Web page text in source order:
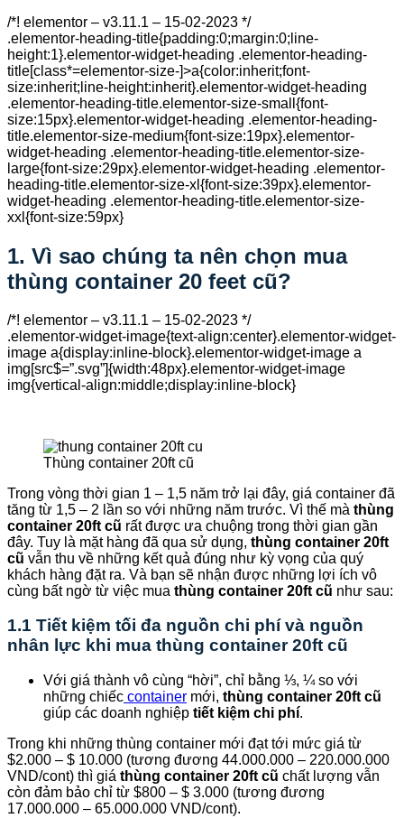
/*! elementor – v3.11.1 – 15-02-2023 */
.elementor-heading-title{padding:0;margin:0;line-
height:1}.elementor-widget-heading .elementor-heading-
title[class*=elementor-size-]>a{color:inherit;font-
size:inherit;line-height:inherit}.elementor-widget-heading
.elementor-heading-title.elementor-size-small{font-
size:15px}.elementor-widget-heading .elementor-heading-
title.elementor-size-medium{font-size:19px}.elementor-
widget-heading .elementor-heading-title.elementor-size-
large{font-size:29px}.elementor-widget-heading .elementor-
heading-title.elementor-size-xl{font-size:39px}.elementor-
widget-heading .elementor-heading-title.elementor-size-
xxl{font-size:59px}
1. Vì sao chúng ta nên chọn mua
thùng container 20 feet cũ?
/*! elementor – v3.11.1 – 15-02-2023 */
.elementor-widget-image{text-align:center}.elementor-widget-
image a{display:inline-block}.elementor-widget-image a
img[src$=”.svg”]{width:48px}.elementor-widget-image
img{vertical-align:middle;display:inline-block}
Thùng container 20ft cũ
Trong vòng thời gian 1 – 1,5 năm trở lại đây, giá container đã
tăng từ 1,5 – 2 lần so với những năm trước. Vì thế mà thùng
container 20ft cũ rất được ưa chuộng trong thời gian gần
đây. Tuy là mặt hàng đã qua sử dụng, thùng container 20ft
cũ vẫn thu về những kết quả đúng như kỳ vọng của quý
khách hàng đặt ra. Và bạn sẽ nhận được những lợi ích vô
cùng bất ngờ từ việc mua thùng container 20ft cũ như sau:
1.1 Tiết kiệm tối đa nguồn chi phí và nguồn
nhân lực khi mua thùng container 20ft cũ
Với giá thành vô cùng “hời”, chỉ bằng ⅓, ¼ so với
những chiếc container mới, thùng container 20ft cũ
giúp các doanh nghiệp tiết kiệm chi phí.
Trong khi những thùng container mới đạt tới mức giá từ
$2.000 – $ 10.000 (tương đương 44.000.000 – 220.000.000
VND/cont) thì giá thùng container 20ft cũ chất lượng vẫn
còn đảm bảo chỉ từ $800 – $ 3.000 (tương đương
17.000.000 – 65.000.000 VND/cont).